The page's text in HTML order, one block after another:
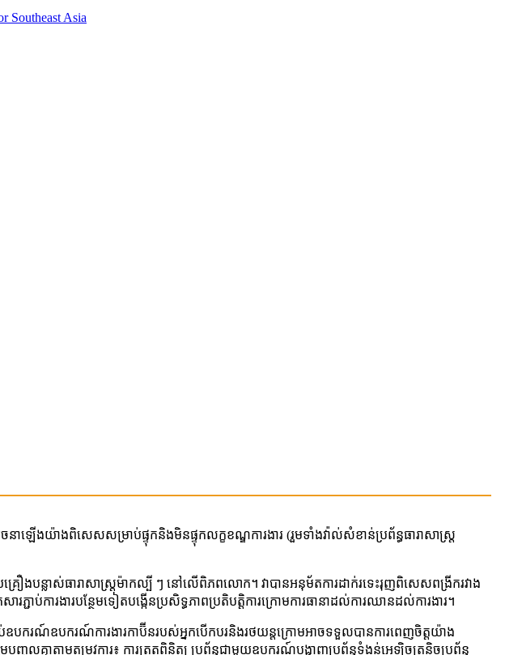
ើងយ៉ាងពិសេសសម្រាប់ផ្ទុកនិងមិនផ្ទុកលក្ខខណ្ឌការងារ (រួមទាំងវ៉ាល់សំខាន់ប្រព័ន្ធធារាសាស្ត្រ
បន្លាស់ធារាសាស្ត្រម៉ាកល្បី ៗ នៅលើពិភពលោក។ វាបានអនុម័តការដាក់រទេះរុញពិសេសពង្រីករវាង
ជាប់ការងារបន្ថែមទៀតបង្កើនប្រសិទ្ធភាពប្រតិបត្តិការក្រោមការធានាដល់ការឈានដល់ការងារ។
ាប់ឧបករណ៍ឧបករណ៍ការងារកាប៊ីនរបស់អ្នកបើកបរនិងរថយន្តក្រោមអាចទទួលបានការពេញចិត្តយ៉ាង
លគ្នាតាមតម្រូវការ៖ ការត្រួតពិនិត្យ ប្រព័ន្ធជាមួយឧបករណ៍បង្ហាញប្រព័ន្ធទំងន់អេឡិចត្រូនិចប្រព័ន្ធ